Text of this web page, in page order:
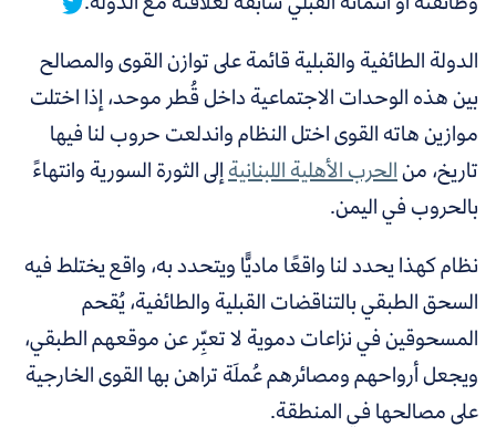
الدولة الطائفية والقبلية قائمة على توازن القوى والمصالح
بين هذه الوحدات الاجتماعية داخل قُطر موحد، إذا اختلت
موازين هاته القوى اختل النظام واندلعت حروب لنا فيها
تاريخ، منالحرب الأهلية اللبنانيةإلى الثورة السورية وانتهاءً
بالحروب في اليمن.
نظام كهذا يحدد لنا واقعًا ماديًّا ويتحدد به، واقع يختلط فيه
السحق الطبقي بالتناقضات القبلية والطائفية، يُقحم
المسحوقين في نزاعات دموية لا تعبِّر عن موقعهم الطبقي،
ويجعل أرواحهم ومصائرهم عُملَة تراهن بها القوى الخارجية
على مصالحها في المنطقة.